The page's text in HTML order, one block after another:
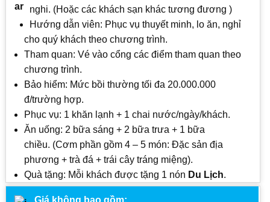
nghi. (Hoặc các khách sạn khác tương đương )
Hướng dẫn viên: Phục vụ thuyết minh, lo ăn, nghỉ
cho quý khách theo chương trình.
Tham quan: Vé vào cổng các điểm tham quan theo
chương trình.
Bảo hiểm: Mức bồi thường tối đa 20.000.000
đ/trường hợp.
Phục vụ: 1 khăn lạnh + 1 chai nước/ngày/khách.
Ăn uống: 2 bữa sáng + 2 bữa trưa + 1 bữa
chiều. (Cơm phần gồm 4 – 5 món: Đặc sản địa
phương + trà đá + trái cây tráng miệng).
Quà tặng: Mỗi khách được tặng 1 nón Du Lịch.
Giá không bao gồm: